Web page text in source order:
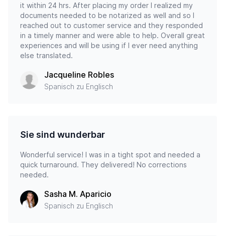
it within 24 hrs. After placing my order I realized my
documents needed to be notarized as well and so I
reached out to customer service and they responded
in a timely manner and were able to help. Overall great
experiences and will be using if I ever need anything
else translated.
Jacqueline Robles
Spanisch zu Englisch
Sie sind wunderbar
Wonderful service! I was in a tight spot and needed a
quick turnaround. They delivered! No corrections
needed.
Sasha M. Aparicio
Spanisch zu Englisch